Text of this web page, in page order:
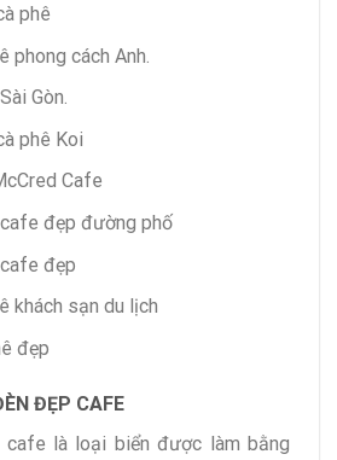
phê
phong cách Anh.
Gòn.
phê Koi
Cafe
đẹp đường phố
đẹp
khách sạn du lịch
đẹp
ĐẸP CAFE
cafe là loại biển được làm bằng